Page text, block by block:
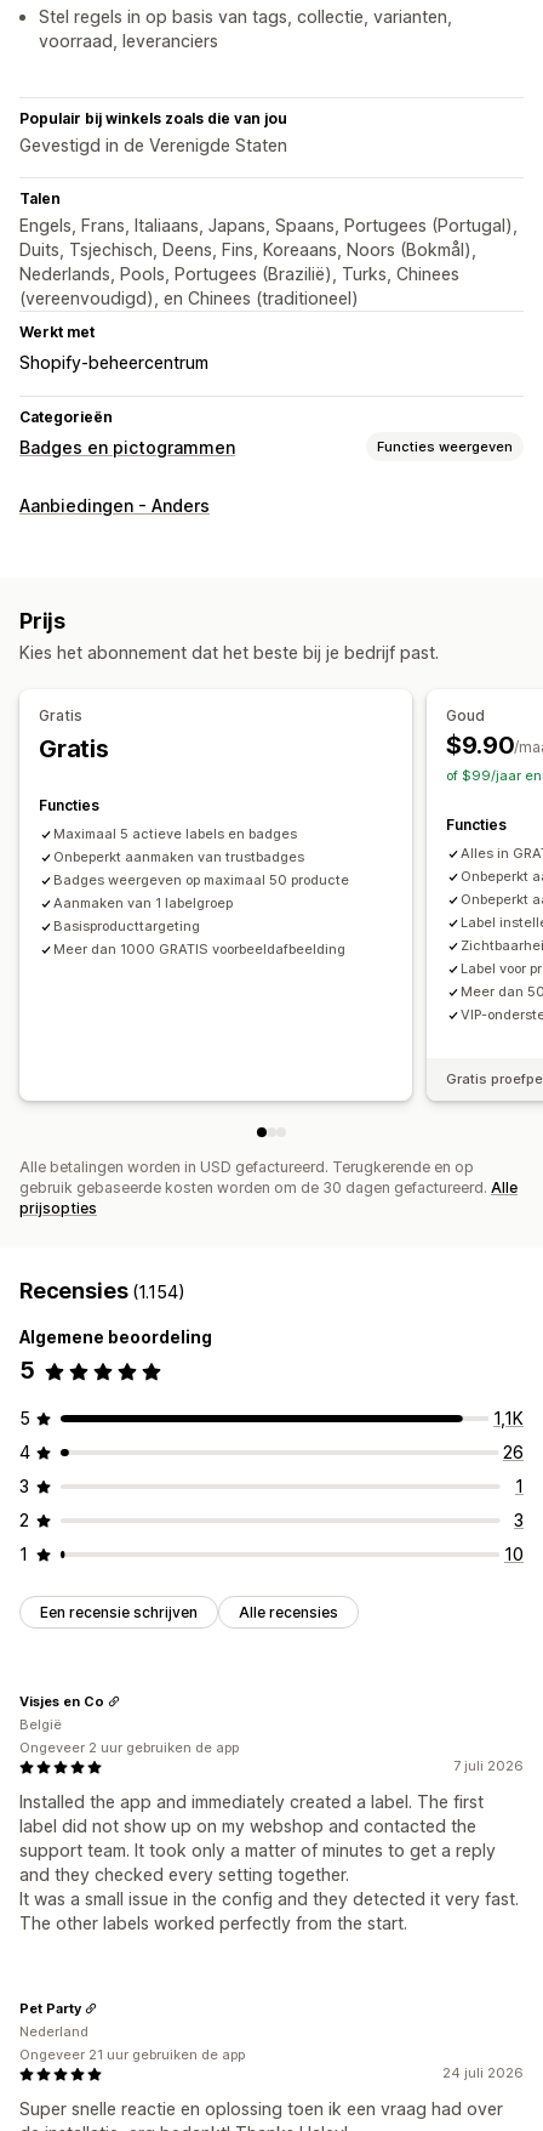
Stel regels in op basis van tags, collectie, varianten,
voorraad, leveranciers
Populair bij winkels zoals die van jou
Gevestigd in de Verenigde Staten
Talen
Engels, Frans, Italiaans, Japans, Spaans, Portugees (Portugal),
Duits, Tsjechisch, Deens, Fins, Koreaans, Noors (Bokmål),
Nederlands, Pools, Portugees (Brazilië), Turks, Chinees
(vereenvoudigd), en Chinees (traditioneel)
Werkt met
Shopify-beheercentrum
Categorieën
Badges en pictogrammen Functies weergeven
Soorten pictogrammen
Aanpassing
Aangepaste tekst
Tooltips
Bestanden uploaden
Pictogrampositie
Handmatige positionering
Automatische positionering
Aankondigingsbalk Pagina´s op maat Winkelwagenpagina
Collectiepagina's
Koptekst
Landingspagina's
Productpagina's Zoekpagina's
Aanbiedingen - Anders
Prijs
Kies het abonnement dat het beste bij je bedrijf past.
Gratis
Gratis
Functies
Maximaal 5 actieve labels en badges
Onbeperkt aanmaken van trustbadges
Badges weergeven op maximaal 50 producte
Aanmaken van 1 labelgroep
Basisproducttargeting
Meer dan 1000 GRATIS voorbeeldafbeelding
Goud
$9.90/
of $99/jaar en
Functies
Alles in
Onbeperkt
Onbeperkt
Label
Label voor
Meer dan
VIP-
Gratis
Alle betalingen worden in USD gefactureerd. Terugkerende en op
gebruik gebaseerde kosten worden om de 30 dagen gefactureerd. Alle
prijsopties
Recensies (1.154)
Algemene beoordeling
5
5
1,1K
4
26
3
1
2
3
1
10
Een recensie schrijven Alle recensies
7 juli 2026
Installed the app and immediately created a label. The first
label did not show up on my webshop and contacted the
support team. It took only a matter of minutes to get a reply
and they checked every setting together.
It was a small issue in the config and they detected it very fast.
The other labels worked perfectly from the start.
Visjes en Co
België
Ongeveer 2 uur gebruiken de app
24 juli 2026
Super snelle reactie en oplossing toen ik een vraag had over
Pet Party
Nederland
Ongeveer 21 uur gebruiken de app